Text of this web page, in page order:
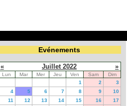
Evénements
« Juillet 2022 »
Lun Mar Mer Jeu Ven Sam
Dim
1
2
3
4
5 6 7 8 9
10
11
12 13 14 15 16
17